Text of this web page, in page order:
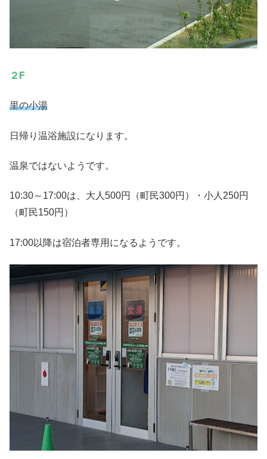
２F
里の小湯
日帰り温浴施設になります。
温泉ではないようです。
10:30～17:00は、大人500円（町民300円）・小人250円
（町民150円）
17:00以降は宿泊者専用になるようです。